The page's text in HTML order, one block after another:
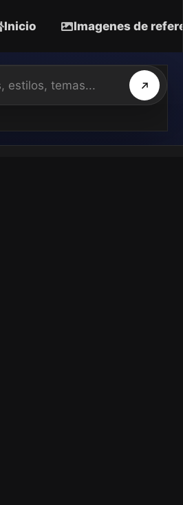
Inicio Imagenes de